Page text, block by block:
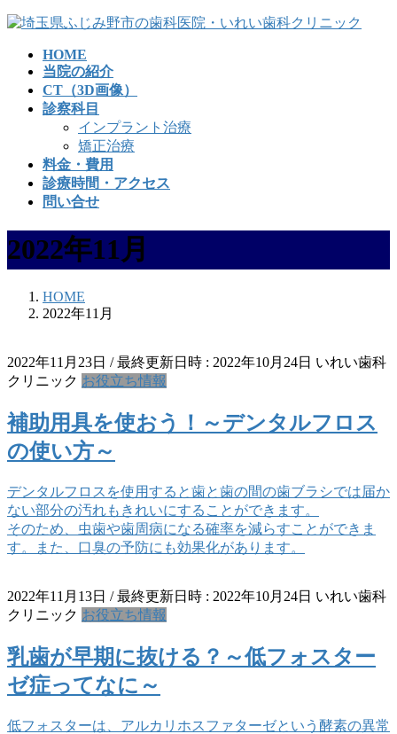
コ
ナ
HOME
当院の紹介
CT（3D画像）
診察科目
インプラント治療
矯正治療
料金・費用
診療時間・アクセス
問い合せ
2022年11月
HOME
2022年11月
2022年11月23日 / 最終更新日時 : 2022年10月24日 いれい歯科
クリニック お役立ち情報
補助用具を使おう！～デンタルフロス
の使い方～
デンタルフロスを使用すると歯と歯の間の歯ブラシでは届か
ない部分の汚れもきれいにすることができます。
そのため、虫歯や歯周病になる確率を減らすことができま
す。また、口臭の予防にも効果化があります。
2022年11月13日 / 最終更新日時 : 2022年10月24日 いれい歯科
クリニック お役立ち情報
乳歯が早期に抜ける？～低フォスター
ゼ症ってなに～
低フォスターは、アルカリホスファターゼという酵素の異常